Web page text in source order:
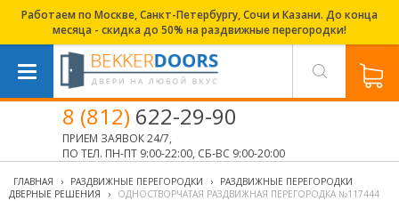
Работаем по Москве, Санкт-Петербургу, Сочи и Казани. До конца
месяца - скидка до 50% на раздвижные перегородки!
8 (812) 622-29-90
ПРИЕМ ЗАЯВОК 24/7,
ПО ТЕЛ. ПН-ПТ 9:00-22:00, СБ-ВС 9:00-20:00
ГЛАВНАЯ › РАЗДВИЖНЫЕ ПЕРЕГОРОДКИ ›
РАЗДВИЖНЫЕ ПЕРЕГОРОДКИ
ДВЕРНЫЕ РЕШЕНИЯ
› ОДНОСТВОРЧАТАЯ РАЗДВИЖНАЯ ПЕРЕГОРОДКА №117444